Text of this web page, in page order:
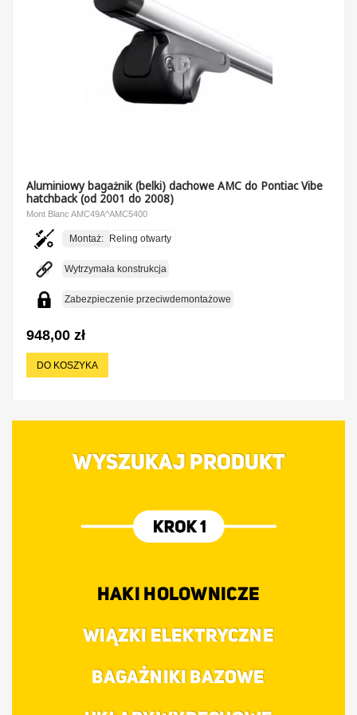
Aluminiowy bagażnik (belki) dachowe AMC do Pontiac Vibe
hatchback (od 2001 do 2008)
Mont Blanc AMC49A^AMC5400
Montaż: Reling otwarty
Wytrzymała konstrukcja
Zabezpieczenie przeciwdemontażowe
948,00 zł
DO KOSZYKA
WYSZUKAJ PRODUKT
HAKI HOLOWNICZE
WIĄZKI ELEKTRYCZNE
BAGAŻNIKI BAZOWE